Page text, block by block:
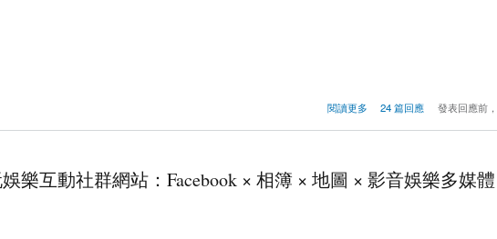
閱讀更多 24 篇回應 發表回應前
樂互動社群網站：Facebook × 相簿 × 地圖 × 影音娛樂多媒體